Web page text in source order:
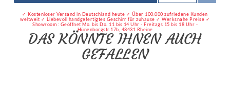
✓ Kostenloser Versand in Deutschland heute ✓ Über 100.000 zufriedene Kunden
weltweit ✓ Liebevoll handgefertigtes Geschirr für zuhause ✓ Werksnahe Preise ✓
Showroom : Geöffnet Mo. bis Do. 11 bis 14 Uhr - Freitags 15 bis 18 Uhr -
Hünenborgstr.17b, 48431 Rheine
DAS KÖNNTE IHNEN AUCH
GEFALLEN